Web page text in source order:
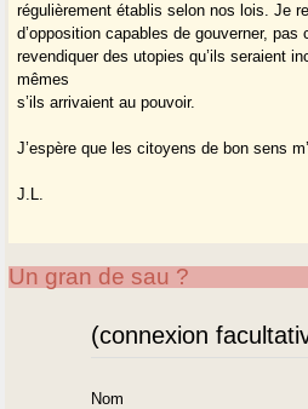
régulièrement établis selon nos lois. Je
d’opposition capables de gouverner,
revendiquer des utopies qu’ils seraient
mêmes
s’ils arrivaient au pouvoir.
J’espère que les citoyens de bon sens
J.L.
Un gran de sau ?
(connexion
Nom